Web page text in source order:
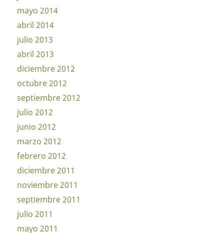
mayo 2014
abril 2014
julio 2013
abril 2013
diciembre 2012
octubre 2012
septiembre 2012
julio 2012
junio 2012
marzo 2012
febrero 2012
diciembre 2011
noviembre 2011
septiembre 2011
julio 2011
mayo 2011